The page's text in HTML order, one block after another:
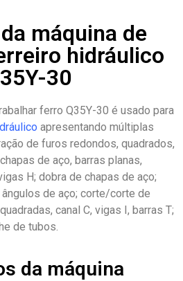
máquina de
hidráulico
30
ferro Q35Y-30 é usado para
apresentando múltiplas
de furos redondos, quadrados,
de aço, barras planas,
H; dobra de chapas de aço;
de aço; corte/corte de
canal C, vigas I, barras T;
de tubos.
da máquina